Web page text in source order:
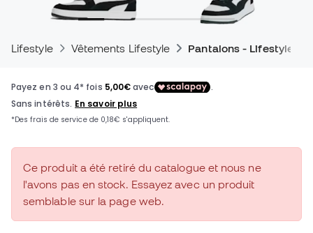
Lifestyle Vêtements Lifestyle Pantalons - Lifestyle
Ce produit a été retiré du catalogue et nous ne
l'avons pas en stock. Essayez avec un produit
semblable sur la page web.